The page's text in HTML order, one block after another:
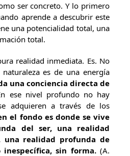
ser concreto. Y lo primero
aprende a descubrir este
una potencialidad total, una
total.
realidad inmediata. Es. No
es de una energía
una conciencia directa de
ese nivel profundo no hay
adquieren a través de los
el fondo es donde se vive
del ser, una realidad
una realidad profunda de
sin forma.(A.